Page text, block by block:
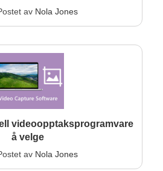
av Nola Jones
videoopptaksprogramvare
å velge
av Nola Jones